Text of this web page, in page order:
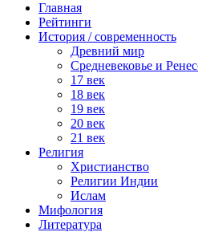
Главная
Рейтинги
История / современность
Древний мир
Средневековье и
17 век
18 век
19 век
20 век
21 век
Религия
Христианство
Религии Индии
Ислам
Мифология
Литература